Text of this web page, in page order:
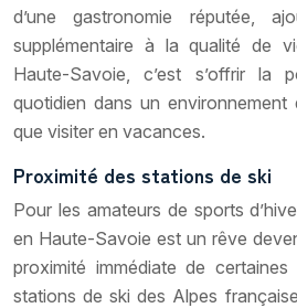
d’une gastronomie réputée,
supplémentaire à la qualité de
Haute-Savoie, c’est s’offrir la
quotidien dans un
que visiter en vacances.
Proximité des stations de ski
Pour les amateurs de sports
en Haute-Savoie est un rêve
proximité immédiate de
stations de ski des Alpes